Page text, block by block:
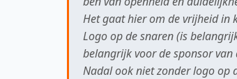
Het gaat hier om de vrijheid in
Logo op de snaren (is
belangrijk voor de sponsor van
Nadal ook niet zonder logo op